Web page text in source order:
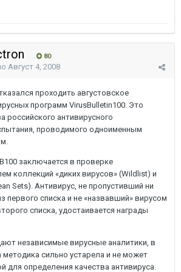
80
Август 4, 2008
проходить августовское
программ VirusBulletin100. Это
российского антивирусного
проводимого одноименным
заключается в проверке
коллекций «диких вирусов» (Wildlist) и
Sets). Антивирус, не пропустивший ни
первого списка и не «назвавший» вирусом
списка, удостаивается награды
независимые вирусные аналитики, в
методика сильно устарела и не может
для определения качества антивируса.